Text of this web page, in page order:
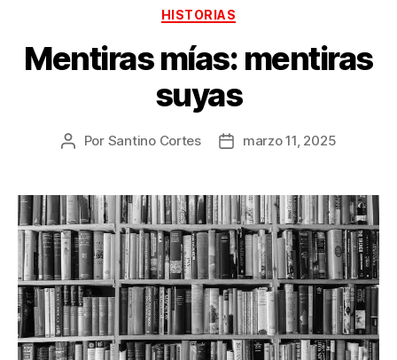
Categorías
HISTORIAS
Mentiras mías: mentiras
suyas
Autor
publicación
Por Santino Cortes
Fecha
publicación
marzo 11, 2025